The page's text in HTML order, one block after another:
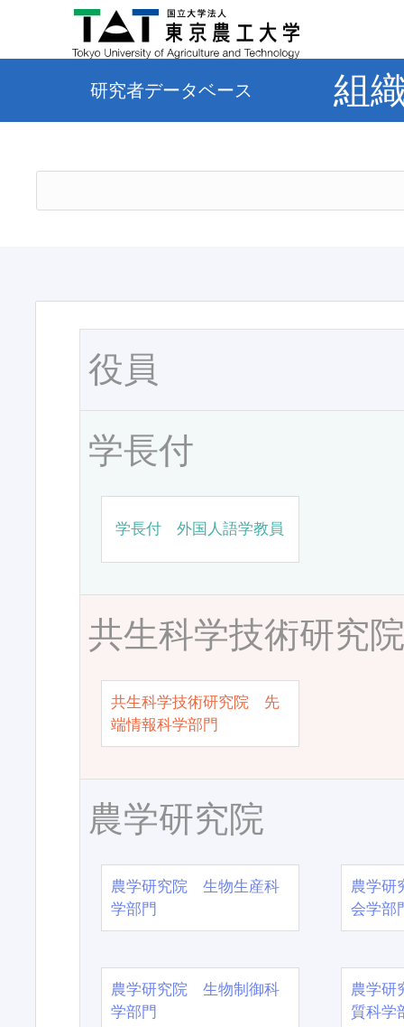
研究者データベース 組
役員
学長付
学長付 外国人語学教員
共生科学技術研究
共生科学技術研究院 先
端情報科学部門
農学研究院
農学研究院 生物生産科
学部門
農学
会学部
農学研究院 生物制御科
学部門
農学
質科学